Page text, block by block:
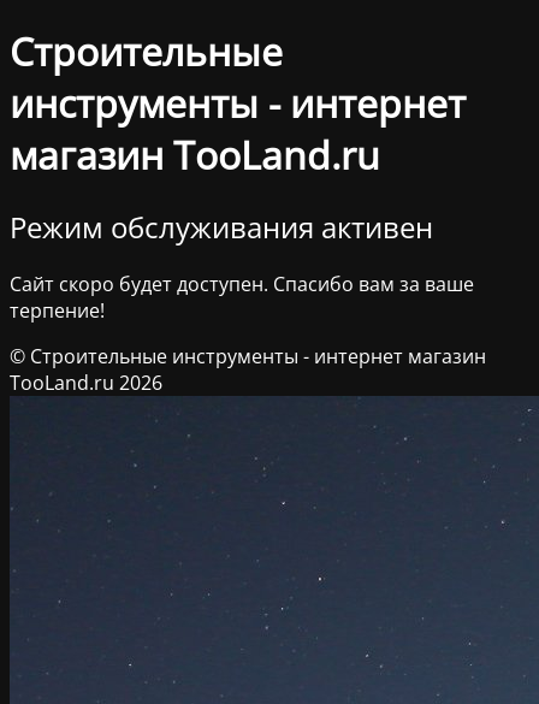
Строительные
инструменты - интернет
магазин TooLand.ru
Режим обслуживания активен
Сайт скоро будет доступен. Спасибо вам за ваше
терпение!
© Строительные инструменты - интернет магазин
TooLand.ru 2026